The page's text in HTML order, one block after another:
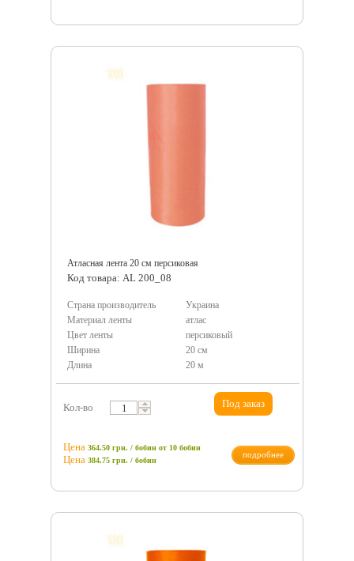
Атласная лента 20 см персиковая
Код товара: AL 200_08
Страна производитель
Украина
Материал ленты
атлас
Цвет ленты
персиковый
Ширина
20 см
Длина
20 м
Кол-во Под заказ
Цена 364.50 грн. / бобин от 10 бобин
Цена 384.75 грн. / бобин
подробнее